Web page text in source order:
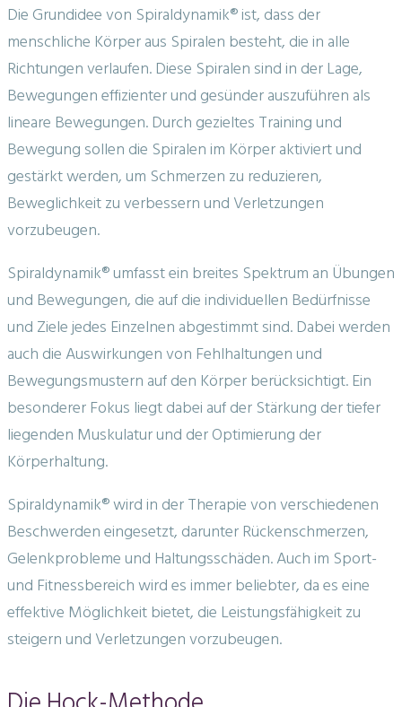
Die Grundidee von Spiraldynamik® ist, dass der
menschliche Körper aus Spiralen besteht, die in alle
Richtungen verlaufen. Diese Spiralen sind in der Lage,
Bewegungen effizienter und gesünder auszuführen als
lineare Bewegungen. Durch gezieltes Training und
Bewegung sollen die Spiralen im Körper aktiviert und
gestärkt werden, um Schmerzen zu reduzieren,
Beweglichkeit zu verbessern und Verletzungen
vorzubeugen.
Spiraldynamik® umfasst ein breites Spektrum an Übungen
und Bewegungen, die auf die individuellen Bedürfnisse
und Ziele jedes Einzelnen abgestimmt sind. Dabei werden
auch die Auswirkungen von Fehlhaltungen und
Bewegungsmustern auf den Körper berücksichtigt. Ein
besonderer Fokus liegt dabei auf der Stärkung der tiefer
liegenden Muskulatur und der Optimierung der
Körperhaltung.
Spiraldynamik® wird in der Therapie von verschiedenen
Beschwerden eingesetzt, darunter Rückenschmerzen,
Gelenkprobleme und Haltungsschäden. Auch im Sport-
und Fitnessbereich wird es immer beliebter, da es eine
effektive Möglichkeit bietet, die Leistungsfähigkeit zu
steigern und Verletzungen vorzubeugen.